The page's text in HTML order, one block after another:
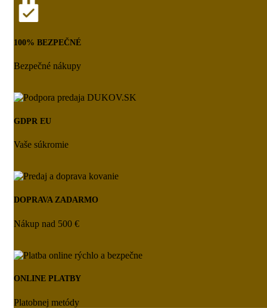
100% BEZPEČNÉ
Bezpečné nákupy
GDPR EU
Vaše súkromie
DOPRAVA ZADARMO
Nákup nad 500 €
ONLINE PLATBY
Platobnej metódy